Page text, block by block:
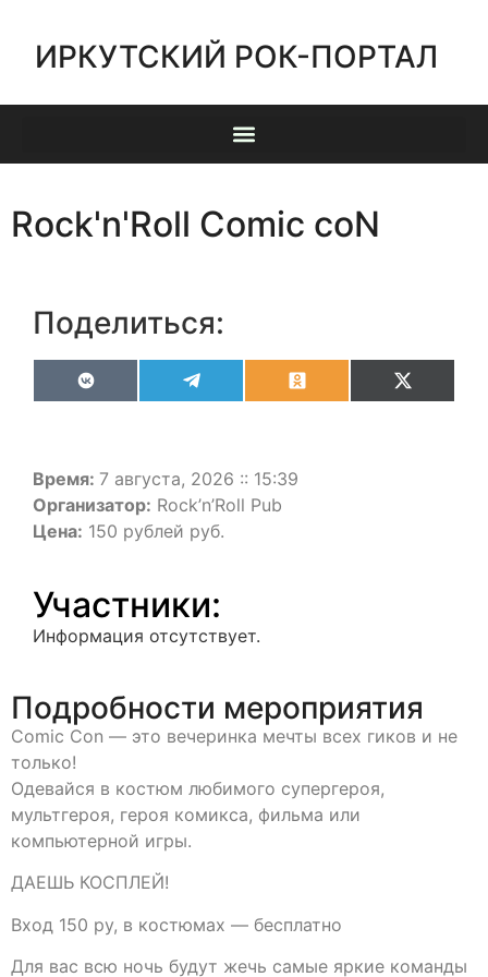
ИРКУТСКИЙ РОК-ПОРТАЛ
Rock'n'Roll Comic coN
Поделиться:
VK OdnoklassnikiX
(Twitter)
Время: 7 августа, 2026 :: 15:39
Организатор: Rock’n’Roll Pub
Цена: 150 рублей руб.
Участники:
Информация отсутствует.
Подробности мероприятия
Comic Con — это вечеринка мечты всех гиков и не
только!
Одевайся в костюм любимого супергероя,
мультгероя, героя комикса, фильма или
компьютерной игры.
ДАЕШЬ КОСПЛЕЙ!
Вход 150 ру, в костюмах — бесплатно
Для вас всю ночь будут жечь самые яркие команды